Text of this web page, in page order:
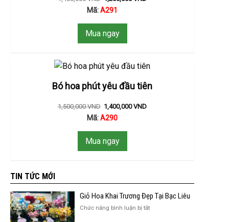
Mã:A291
Mua ngay
Bó hoa phút yêu đầu tiên
1,500,000VND 1,400,000VND
Mã:A290
Mua ngay
TIN TỨC MỚI
Giỏ Hoa Khai Trương Đẹp Tại Bạc Liêu
Chức năng bình luận bị tắtở